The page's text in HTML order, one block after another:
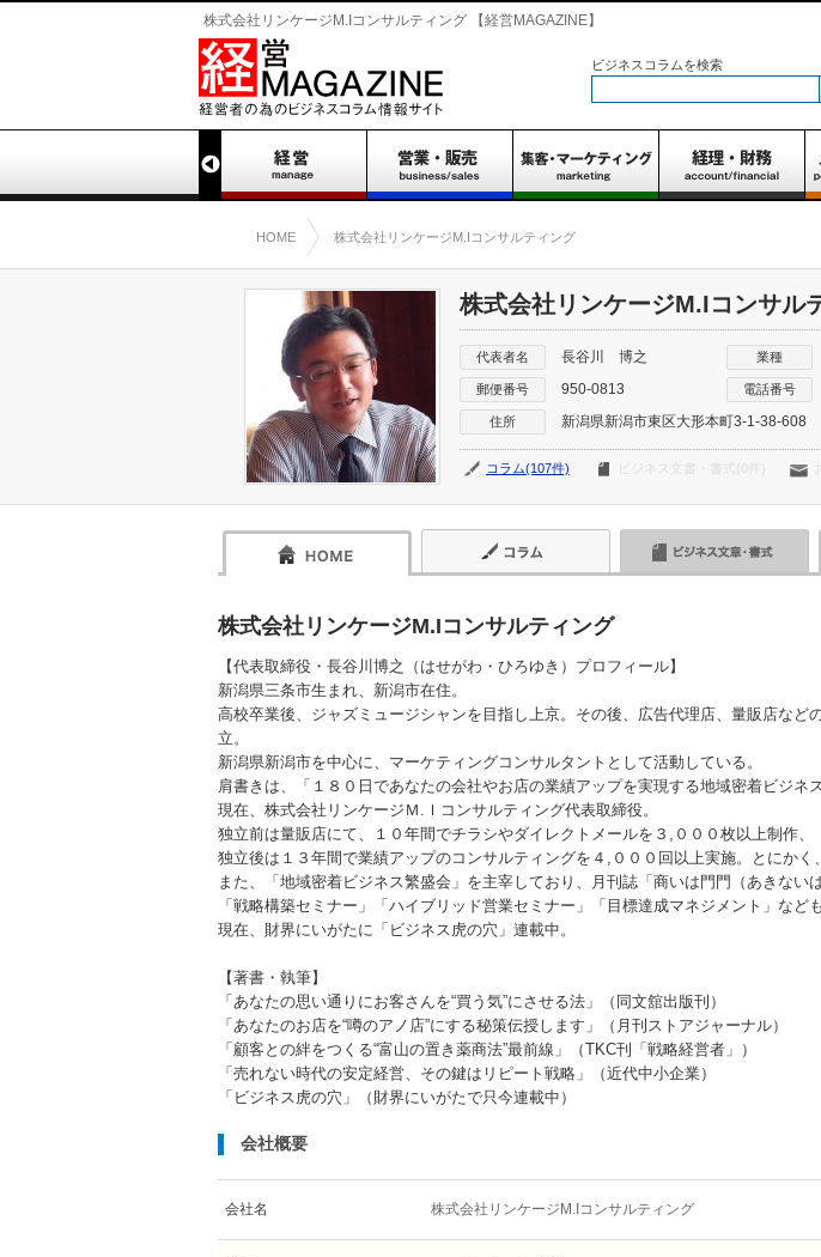
株式会社リンケージM.Iコンサルティング 【経営MAGAZINE】
ビジネスコラムを検索
HOME 株式会社リンケージM.Iコンサルティング
株式会社リンケージM.Iコンサル
代表者名 長谷川 博之 業種
郵便番号 950-0813 電話番号
住所 新潟県新潟市東区大形本町3-1-38-608
コラム(107件) ビジネス文書・書式(0件)
株式会社リンケージM.Iコンサルティング
【代表取締役・長谷川博之（はせがわ・ひろゆき）プロフィール】
新潟県三条市生まれ、新潟市在住。
高校卒業後、ジャズミュージシャンを目指し上京。その後、広告代理店、量販店など
立。
新潟県新潟市を中心に、マーケティングコンサルタントとして活動している。
肩書きは、「１８０日であなたの会社やお店の業績アップを実現する地域密着ビジネ
現在、株式会社リンケージＭ.Ｉコンサルティング代表取締役。
独立前は量販店にて、１０年間でチラシやダイレクトメールを３,０００枚以上制作、
独立後は１３年間で業績アップのコンサルティングを４,０００回以上実施。とにかく
また、「地域密着ビジネス繁盛会」を主宰しており、月刊誌「商いは門門（あきない
「戦略構築セミナー」「ハイブリッド営業セミナー」「目標達成マネジメント」など
現在、財界にいがたに「ビジネス虎の穴」連載中。
【著書・執筆】
「あなたの思い通りにお客さんを“買う気”にさせる法」（同文舘出版刊）
「あなたのお店を“噂のアノ店”にする秘策伝授します」（月刊ストアジャーナル）
「顧客との絆をつくる“富山の置き薬商法”最前線」（TKC刊「戦略経営者」）
「売れない時代の安定経営、その鍵はリピート戦略」（近代中小企業）
「ビジネス虎の穴」（財界にいがたで只今連載中）
会社概要
会社名 株式会社リンケージM.Iコンサルティング